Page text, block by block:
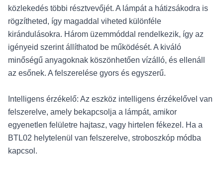
közlekedés többi résztvevőjét. A lámpát a hátizsákodra is
rögzítheted, így magaddal viheted különféle
kirándulásokra. Három üzemmóddal rendelkezik, így az
igényeid szerint állíthatod be működését. A kiváló
minőségű anyagoknak köszönhetően vízálló, és ellenáll
az esőnek. A felszerelése gyors és egyszerű.
Intelligens érzékelő: Az eszköz intelligens érzékelővel van
felszerelve, amely bekapcsolja a lámpát, amikor
egyenetlen felületre hajtasz, vagy hirtelen fékezel. Ha a
BTL02 helytelenül van felszerelve, stroboszkóp módba
kapcsol.